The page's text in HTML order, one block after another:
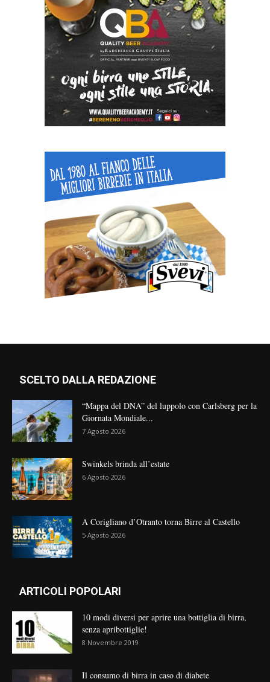
SCELTO DALLA REDAZIONE
“Mappa del DNA” del luppolo con Carlsberg per la
Giornata Mondiale...
7 Agosto 2026
Swinkels brinda all’estate
6 Agosto 2026
A Corigliano d’Otranto torna Birre al Castello
5 Agosto 2026
ARTICOLI POPOLARI
10 modi diversi per aprire una bottiglia di birra,
senza apribottiglie!
8 Novembre 2019
Il consumo di birra in caso di diabete